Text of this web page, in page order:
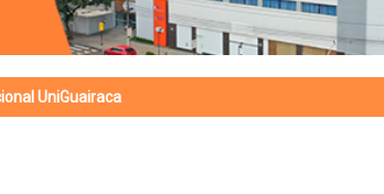
UniGuairaca